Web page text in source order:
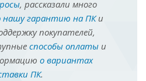
, рассказали много
нашу гарантию на ПКи
покупателей,
способы оплатыи
о вариантах
ПК.